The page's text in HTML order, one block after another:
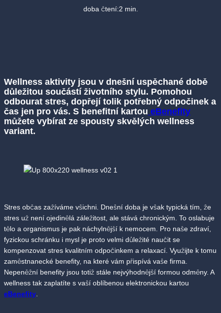
doba čtení:2 min.
Wellness aktivity jsou v dnešní uspěchané době
důležitou součástí životního stylu. Pomohou
odbourat stres, dopřejí tolik potřebný odpočinek a
čas jen pro vás. S benefitní kartou eBenefity
můžete vybírat ze spousty skvělých wellness
variant.
Stres občas zažíváme všichni. Dnešní doba je však typická tím, že
stres už není ojedinělá záležitost, ale stává chronickým. To oslabuje
tělo a organismus je pak náchylnější k nemocem. Pro naše zdraví,
fyzickou schránku i mysl je proto velmi důležité naučit se
kompenzovat stres kvalitním odpočinkem a relaxací. Využijte k tomu
zaměstnanecké benefity, na které vám přispívá vaše firma.
Nepeněžní benefity jsou totiž stále nejvýhodnější formou odměny. A
wellness tak zaplatíte s vaší oblíbenou elektronickou kartou
eBenefity